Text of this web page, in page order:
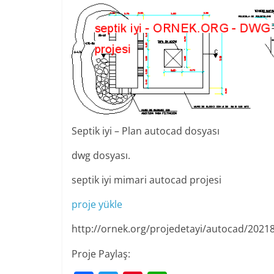
Septik iyi – Plan autocad dosyası
dwg dosyası.
septik iyi mimari autocad projesi
proje yükle
http://ornek.org/projedetayi/autocad/
Proje Paylaş: